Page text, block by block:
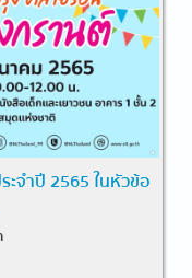
จำปี 2565 ในหัวข้อ